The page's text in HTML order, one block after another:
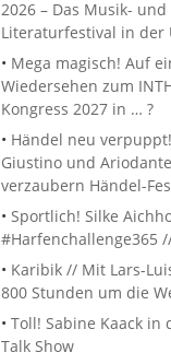
2026 – Das Musik- und
Literaturfestival in der
• Mega magisch! Auf
Wiedersehen zum
Kongress 2027 in … ?
• Händel neu
Giustino und Ariodante
verzaubern Händel-
• Sportlich! Silke
#Harfenchallenge365
• Karibik // Mit Lars-
800 Stunden um die
•Toll! Sabine Kaack in
Talk Show